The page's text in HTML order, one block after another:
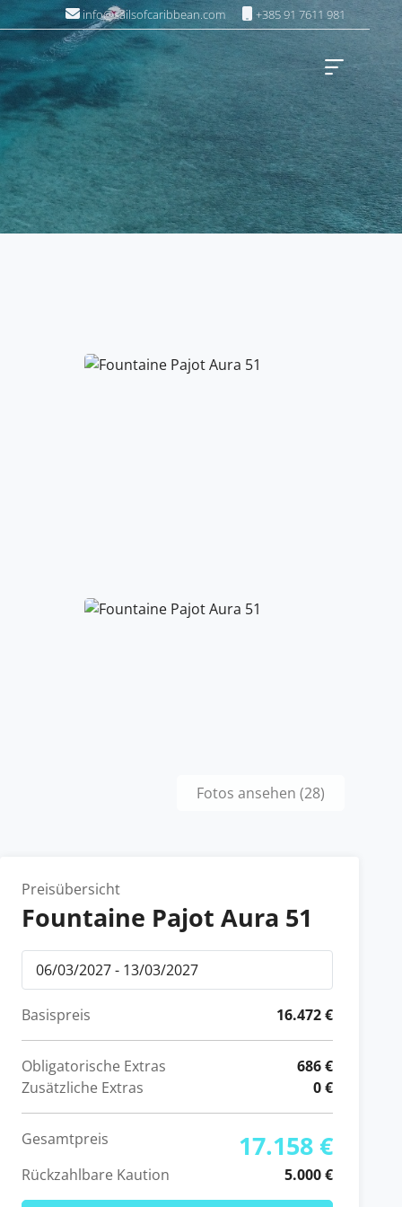
info@sailsofcaribbean.com +385 91 7611 981
Fotos ansehen (28)
Preisübersicht
Fountaine Pajot Aura 51
Basispreis 16.472 €
Obligatorische Extras
686 €
Zusätzliche Extras
0 €
Gesamtpreis 17.158 €
Rückzahlbare Kaution 5.000 €